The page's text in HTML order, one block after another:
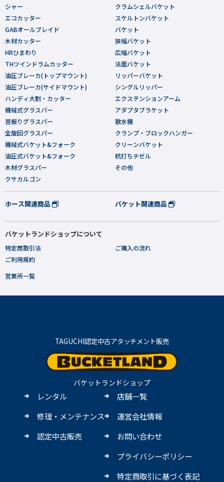
シャー
エコカッター
GABオールブレイド
木材カッター
HRひまわり
THツインドラムカッター
油圧ブレーカ(トップマウント)
油圧ブレーカ(サイドマウント)
ハンディ大割・カッター
機械式グラスパー
首振りグラスパー
全旋回グラスパー
機械式バケット&フォーク
油圧式バケット&フォーク
木材グラスパー
クサカルゴン
クラムシェルバケット
スケルトンバケット
バケット
狭幅バケット
広幅バケット
法面バケット
リッパーバケット
シングルリッパー
エクステンションアーム
アダプタブラケット
散水機
クランプ・ブロックハンガー
クリーンバケット
杭打ちチゼル
その他
ホース関連商品 バケット関連商品
バケットランドショップについて
特定商取引法
ご利用規約
ご購入の流れ
営業所一覧
TAGUCHI認定中古アタッチメント販売
バケットランドショップ
レンタル
修理・メンテナンス
認定中古販売
店舗一覧
運営会社情報
お問い合わせ
プライバシーポリシー
特定商取引に基づく表記